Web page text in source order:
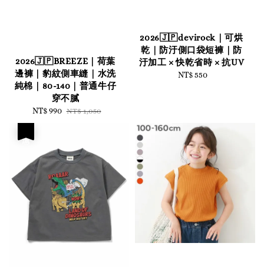
2026🇯🇵BREEZE｜荷葉
邊褲｜豹紋側車縫｜水洗
純棉｜80-140｜普通牛仔
穿不膩
Sale
price
NT$ 990 Regular
NT$ 1,050
2026🇯🇵devirock｜可烘
乾｜防汙側口袋短褲｜防
汙加工 × 快乾省時 × 抗UV
Regular
NT$ 550